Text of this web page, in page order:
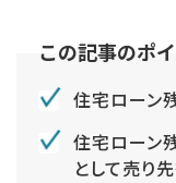
住宅ローン
住宅ローン
として売り